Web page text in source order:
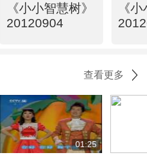
《小小智慧树》
20120904
《
查看更多
01:25